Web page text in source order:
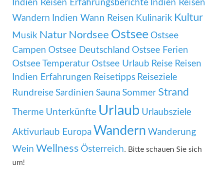
Indien Reisen Erfahrungsberichte Indien Reisen
Wandern Indien Wann Reisen Kulinarik Kultur
Musik Natur Nordsee Ostsee Ostsee
Campen Ostsee Deutschland Ostsee Ferien
Ostsee Temperatur Ostsee Urlaub Reise Reisen
Indien Erfahrungen Reisetipps Reiseziele
Rundreise Sardinien Sauna Sommer Strand
Therme Unterkünfte Urlaub Urlaubsziele
Aktivurlaub Europa Wandern Wanderung
Wein Wellness Österreich. Bitte schauen Sie sich
um!